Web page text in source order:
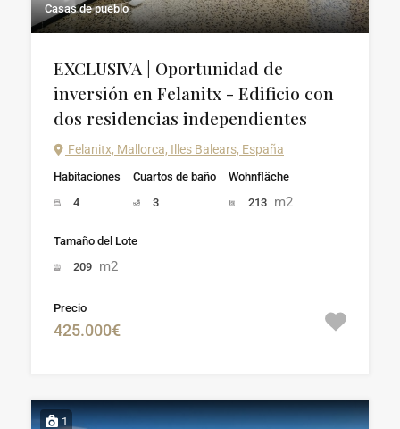
Casas de pueblo
EXCLUSIVA | Oportunidad de
inversión en Felanitx - Edificio con
dos residencias independientes
Felanitx, Mallorca, Illes Balears, España
Habitaciones
4
Cuartos de baño
3
Wohnfläche
213 m2
Tamaño del Lote
209 m2
Precio
425.000€
1